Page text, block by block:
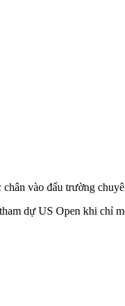
vào đấu trường
dự US Open khi chỉ